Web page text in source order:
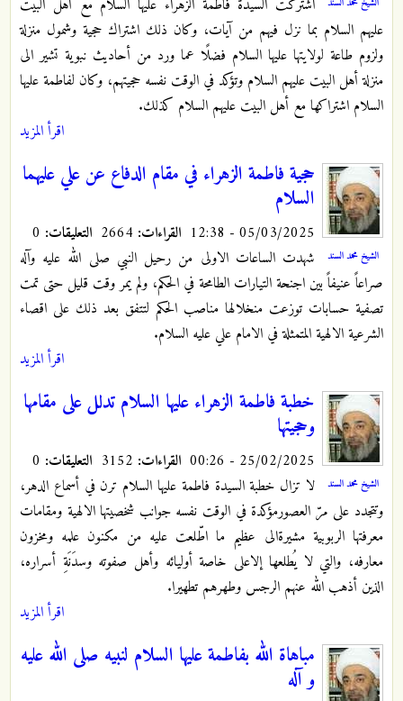
اشتركت السيدة فاطمة الزهراء عليها السلام مع أهل البيت
عليهم السلام بما نزل فيهم من آيات، وكان ذلك اشتراك حجية وشمول منزلة
ولزوم طاعة لولايتها عليها السلام فضلًا عما ورد من أحاديث نبوية تشير الى
منزلة أهل البيت عليهم السلام وتؤكد في الوقت نفسه حجيتهم، وكان لفاطمة عليها
السلام اشتراكها مع أهل البيت عليهم السلام كذلك.
اقرأ المزيد
الشيخ محمد السند
حجية فاطمة الزهراء في مقام الدفاع عن علي عليهما
السلام
05/03/2025 - 12:38 القراءات: التعليقات:
شهدت الساعات الاولى من رحيل النبي صلى الله عليه وآله
صراعاً عنيفاً بين اجنحة التيارات الطامحة في الحكم، ولم يمر وقت قليل حتى تمت
تصفية حسابات توزعت منخلالها مناصب الحكم لتتفق بعد ذلك على اقصاء
الشرعية الالهية المتمثلة في الامام علي عليه السلام.
اقرأ المزيد
الشيخ محمد السند
خطبة فاطمة الزهراء عليها السلام تدلل على مقامها
وحجيتها
25/02/2025 - 00:26 القراءات: التعليقات:
لا تزال خطبة السيدة فاطمة عليها السلام ترن في أسماع الدهر،
وتتجدد على مرّ العصورمؤكدة في الوقت نفسه جوانب شخصيتها الالهية ومقامات
معرفتها الربوبية مشيرةالى عظيم ما اطّلعت عليه من مكنون علمه ومخزون
معارفه، والتي لا يُطلعها إلاعلى خاصة أوليائه وأهل صفوته وسدَنَةِ أسراره،
الذين أذهب الله عنهم الرجس وطهرهم تطهيرا.
اقرأ المزيد
مباهاة الله بفاطمة عليها السلام لنبيه صلى الله عليه
و آله